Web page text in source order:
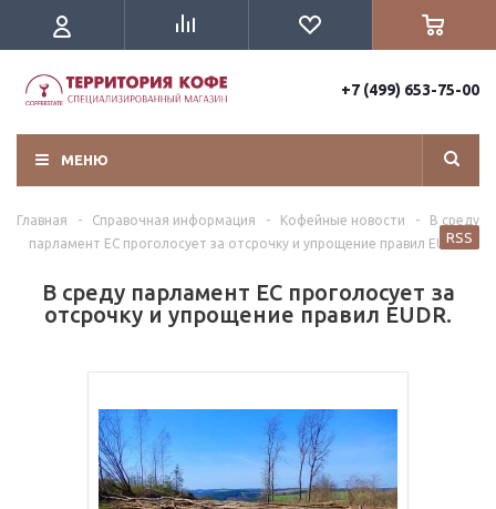
+7 (499) 653-75-00
МЕНЮ
Главная - Справочная информация - Кофейные новости -
В среду
парламент ЕС проголосует за отсрочку и упрощение правил EUDR.
В среду парламент ЕС проголосует за
отсрочку и упрощение правил EUDR.
RSS